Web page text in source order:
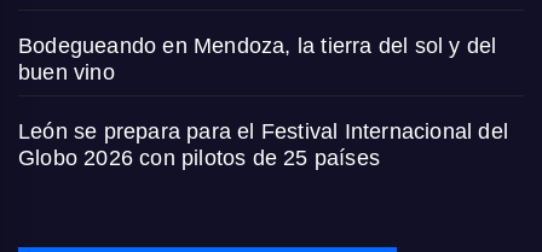
Bodegueando en Mendoza, la tierra del sol y del
buen vino
León se prepara para el Festival Internacional del
Globo 2026 con pilotos de 25 países